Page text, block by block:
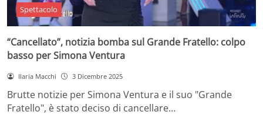
Spettacolo
“Cancellato”, notizia bomba sul Grande Fratello: colpo
basso per Simona Ventura
Ilaria Macchi 3 Dicembre 2025
Brutte notizie per Simona Ventura e il suo "Grande
Fratello", è stato deciso di cancellare…